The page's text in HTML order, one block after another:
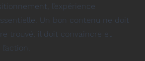
l’expérience
Un bon contenu ne doit
trouvé, il doit convaincre et